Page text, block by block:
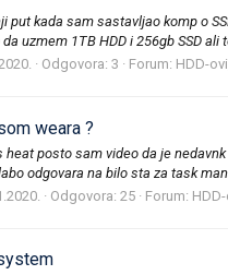
put kada sam sastavljao komp o
uzmem 1TB HDD i 256gb SSD
Odgovora: 3 Forum: HDD-
weara ?
heat posto sam video da je
odgovara na bilo sta za task
Odgovora: 25 Forum: